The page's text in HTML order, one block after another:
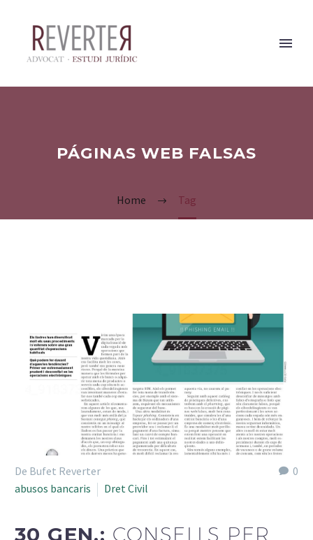
PÁGINAS WEB FALSAS
Home Tag
0
De Bufet Reverter
abusos bancaris
Dret Civil
30 GEN.: CONSELLS PER